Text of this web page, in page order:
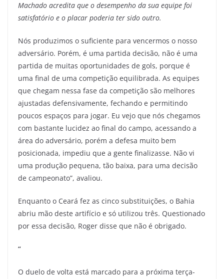
Machado acredita que o desempenho da sua equipe foi
satisfatório e o placar poderia ter sido outro.
Nós produzimos o suficiente para vencermos o nosso
adversário. Porém, é uma partida decisão, não é uma
partida de muitas oportunidades de gols, porque é
uma final de uma competição equilibrada. As equipes
que chegam nessa fase da competição são melhores
ajustadas defensivamente, fechando e permitindo
poucos espaços para jogar. Eu vejo que nós chegamos
com bastante lucidez ao final do campo, acessando a
área do adversário, porém a defesa muito bem
posicionada, impediu que a gente finalizasse. Não vi
uma produção pequena, tão baixa, para uma decisão
de campeonato”, avaliou.
Enquanto o Ceará fez as cinco substituições, o Bahia
abriu mão deste artifício e só utilizou três. Questionado
por essa decisão, Roger disse que não é obrigado.
“
O duelo de volta está marcado para a próxima terça-